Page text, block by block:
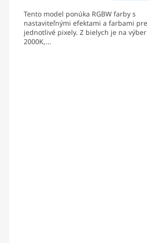
Tento model ponúka RGBW farby s
nastaviteľnými efektami a farbami pre
jednotlivé pixely. Z bielych je na výber
2000K,...